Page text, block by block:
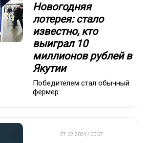
Новогодняя
лотерея: стало
известно, кто
выиграл 10
миллионов рублей в
Якутии
Победителем стал обычный
фермер
27.02.2024 / 00:57